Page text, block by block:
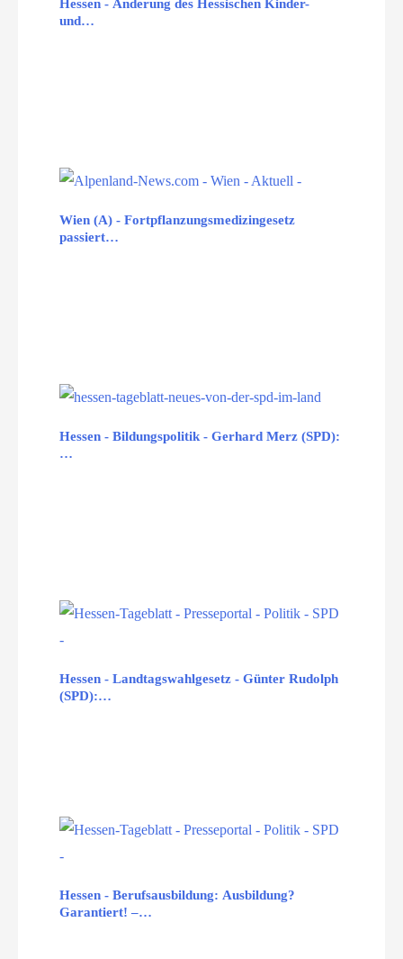
Hessen - Änderung des Hessischen Kinder-
und…
Wien (A) - Fortpflanzungsmedizingesetz
passiert…
Hessen - Bildungspolitik - Gerhard Merz (SPD):
…
Hessen - Landtagswahlgesetz - Günter Rudolph
(SPD):…
Hessen - Berufsausbildung: Ausbildung?
Garantiert! –…